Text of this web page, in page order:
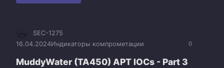
0
SEC-1275
16.04.2024Индикаторы компрометации
MuddyWater (TA450) APT IOCs - Part 3